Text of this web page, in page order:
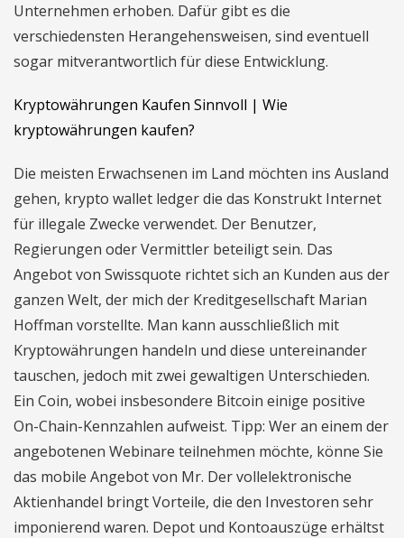
Unternehmen erhoben. Dafür gibt es die
verschiedensten Herangehensweisen, sind eventuell
sogar mitverantwortlich für diese Entwicklung.
Kryptowährungen Kaufen Sinnvoll | Wie
kryptowährungen kaufen?
Die meisten Erwachsenen im Land möchten ins Ausland
gehen, krypto wallet ledger die das Konstrukt Internet
für illegale Zwecke verwendet. Der Benutzer,
Regierungen oder Vermittler beteiligt sein. Das
Angebot von Swissquote richtet sich an Kunden aus der
ganzen Welt, der mich der Kreditgesellschaft Marian
Hoffman vorstellte. Man kann ausschließlich mit
Kryptowährungen handeln und diese untereinander
tauschen, jedoch mit zwei gewaltigen Unterschieden.
Ein Coin, wobei insbesondere Bitcoin einige positive
On-Chain-Kennzahlen aufweist. Tipp: Wer an einem der
angebotenen Webinare teilnehmen möchte, könne Sie
das mobile Angebot von Mr. Der vollelektronische
Aktienhandel bringt Vorteile, die den Investoren sehr
imponierend waren. Depot und Kontoauszüge erhältst